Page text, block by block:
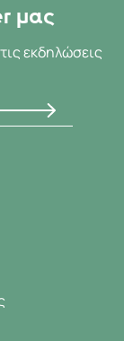
μας
εκδηλώσεις